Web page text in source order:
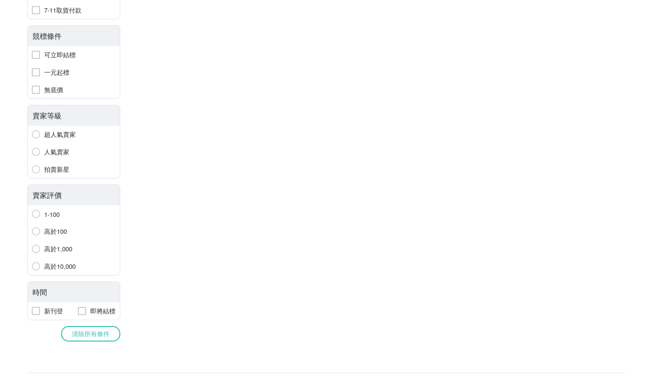
7-11取貨付款
競標條件
可立即結標
一元起標
無底價
賣家等級
超人氣賣家
人氣賣家
拍賣新星
賣家評價
1-100
高於100
高於1,000
高於10,000
時間
新刊登 即將結標
清除所有條件